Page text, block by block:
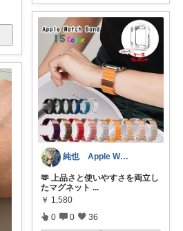
純也 Apple Watch関連紹介
🫶 上品さと使いやすさを両立し
たマグネット ...
￥ 1,580
0 0 36